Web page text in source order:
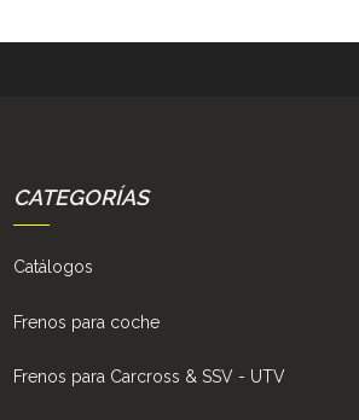
CATEGORÍAS
Catálogos
Frenos para coche
Frenos para Carcross & SSV - UTV